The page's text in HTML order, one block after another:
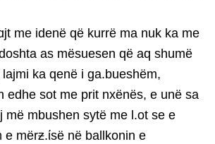
me idenë që kurrë ma nuk ka me
as mësuesen që aq shumë
ka qenë i ga.bueshëm,
edhe sot me prit nxënës, e unë sa
më mbushen sytë me l.ot se e
e mërƶ.ίsë në ballkonin e